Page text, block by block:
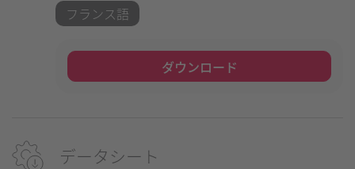
フランス語
ダウンロード
データシート